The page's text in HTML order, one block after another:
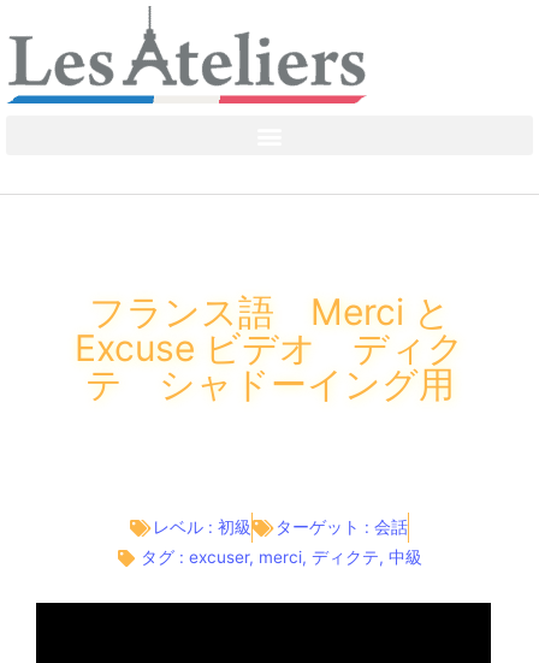
フランス語 Merci と
Excuse ビデオ ディク
テ シャドーイング用
レベル : 初級 ターゲット : 会話
タグ : excuser, merci, ディクテ, 中級